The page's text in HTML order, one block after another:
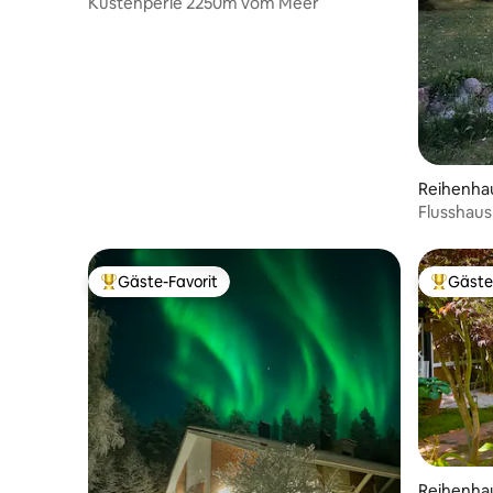
Beliebter Gäste-Favorit.
Gäste-Favorit